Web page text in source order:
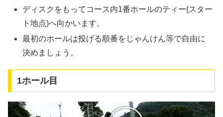
ディスクをもってコース内1番ホールのティー(スター
ト地点)へ向かいます。
最初のホールは投げる順番をじゃんけん等で自由に
決めましょう。
1ホール目